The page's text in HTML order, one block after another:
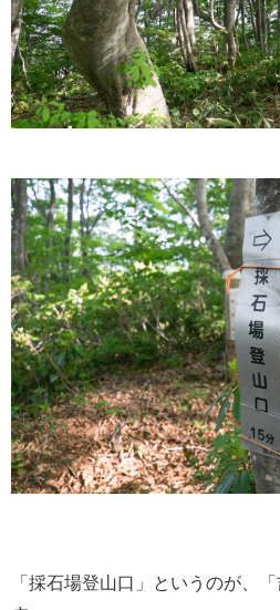
「採石場登山口」というのが、